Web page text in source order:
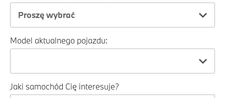
Proszę wybrać
Model aktualnego pojazdu:
Jaki samochód Cię interesuje?